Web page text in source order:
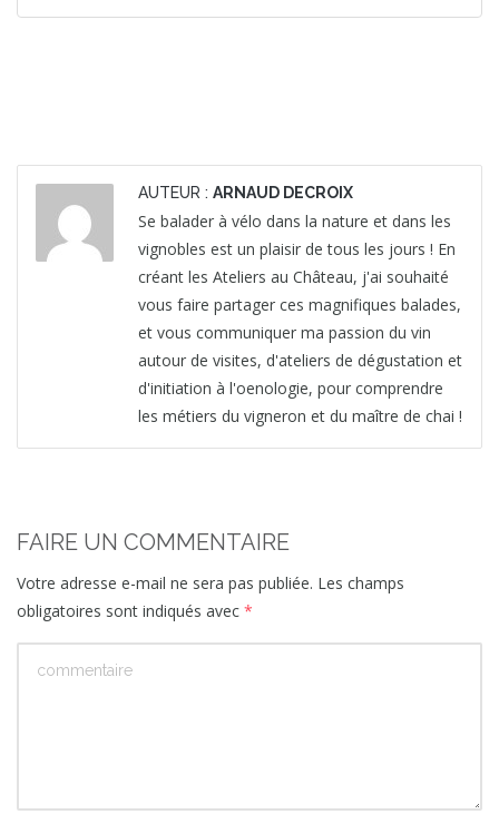
AUTEUR : ARNAUD DECROIX
Se balader à vélo dans la nature et dans les
vignobles est un plaisir de tous les jours ! En
créant les Ateliers au Château, j'ai souhaité
vous faire partager ces magnifiques balades,
et vous communiquer ma passion du vin
autour de visites, d'ateliers de dégustation et
d'initiation à l'oenologie, pour comprendre
les métiers du vigneron et du maître de chai !
FAIRE UN COMMENTAIRE
Votre adresse e-mail ne sera pas publiée. Les champs
obligatoires sont indiqués avec *